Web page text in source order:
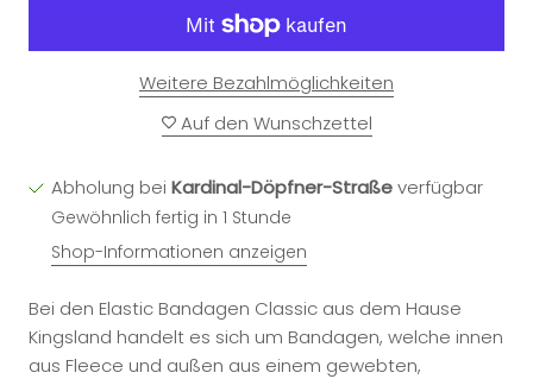
Weitere Bezahlmöglichkeiten
Auf den Wunschzettel
Abholung bei Kardinal-Döpfner-Straßeverfügbar
Gewöhnlich fertig in 1 Stunde
Shop-Informationen anzeigen
Bei den Elastic Bandagen Classic aus dem Hause
Kingsland handelt es sich um Bandagen, welche innen
aus Fleece und außen aus einem gewebten,